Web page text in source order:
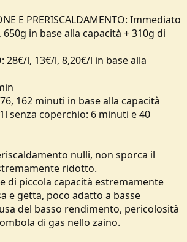
E PRERISCALDAMENTO: Immediato
650g in base alla capacità + 310g di
28€/l, 13€/l, 8,20€/l in base alla
162 minuti in base alla capacità
1l senza coperchio: 6 minuti e 40
nulli, non sporca il
ridotto.
di piccola capacità estremamente
e getta, poco adatto a basse
del basso rendimento, pericolosità
di gas nello zaino.